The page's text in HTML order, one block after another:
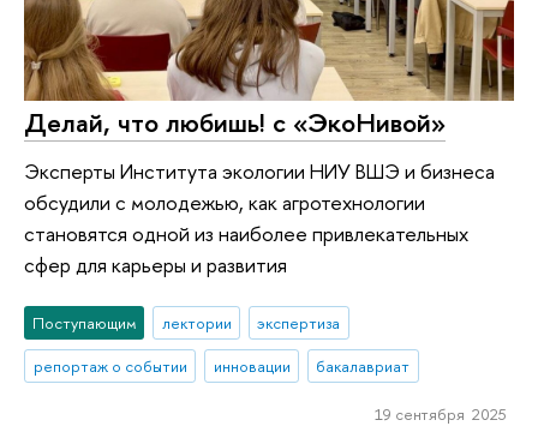
Делай, что любишь! с «ЭкоНивой»
Эксперты Института экологии НИУ ВШЭ и бизнеса
обсудили с молодежью, как агротехнологии
становятся одной из наиболее привлекательных
сфер для карьеры и развития
Поступающим лектории
экспертиза
репортаж о событии
инновации бакалавриат
19 сентября 2025